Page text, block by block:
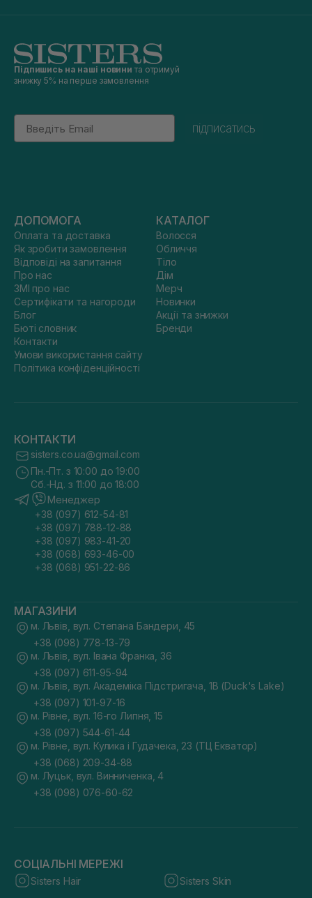
Підпишись на наші новини та отримуй
знижку 5% на перше замовлення
Email
підписатись
ДОПОМОГА
Оплата та доставка
Як зробити замовлення
Відповіді на запитання
Про нас
ЗМІ про нас
Сертифікати та нагороди
Блог
Бюті словник
Контакти
Умови використання сайту
Політика конфіденційності
КАТАЛОГ
Волосся
Обличчя
Тіло
Дім
Мерч
Новинки
Акції та знижки
Бренди
КОНТАКТИ
sisters.co.ua@gmail.com
Пн.-Пт. з 10:00 до 19:00
Сб.-Нд. з 11:00 до 18:00
Менеджер
+38 (097) 612-54-81
+38 (097) 788-12-88
+38 (097) 983-41-20
+38 (068) 693-46-00
+38 (068) 951-22-86
МАГАЗИНИ
м. Львів, вул. Степана Бандери, 45
+38 (098) 778-13-79
м. Львів, вул. Івана Франка, 36
+38 (097) 611-95-94
м. Львів, вул. Академіка Підстригача, 1В (Duck's Lake)
+38 (097) 101-97-16
м. Рівне, вул. 16-го Липня, 15
+38 (097) 544-61-44
м. Рівне, вул. Кулика і Гудачека, 23 (ТЦ Екватор)
+38 (068) 209-34-88
м. Луцьк, вул. Винниченка, 4
+38 (098) 076-60-62
СОЦІАЛЬНІ МЕРЕЖІ
Sisters Hair Sisters Skin